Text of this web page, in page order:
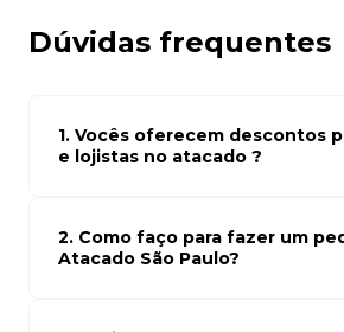
Dúvidas frequentes
1. Vocês oferecem descontos
e lojistas no atacado ?
atacado empresas e compre com os
para seu modelo de negócio
2. Como faço para fazer um
Atacado São Paulo?